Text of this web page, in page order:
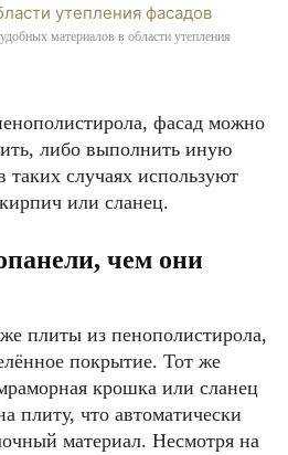
материалов в области утепления
фасад можно
либо выполнить иную
таких случаях используют
или сланец.
чем они
плиты из пенополистирола,
покрытие. Тот же
крошка или сланец
плиту, что автоматически
материал. Несмотря на